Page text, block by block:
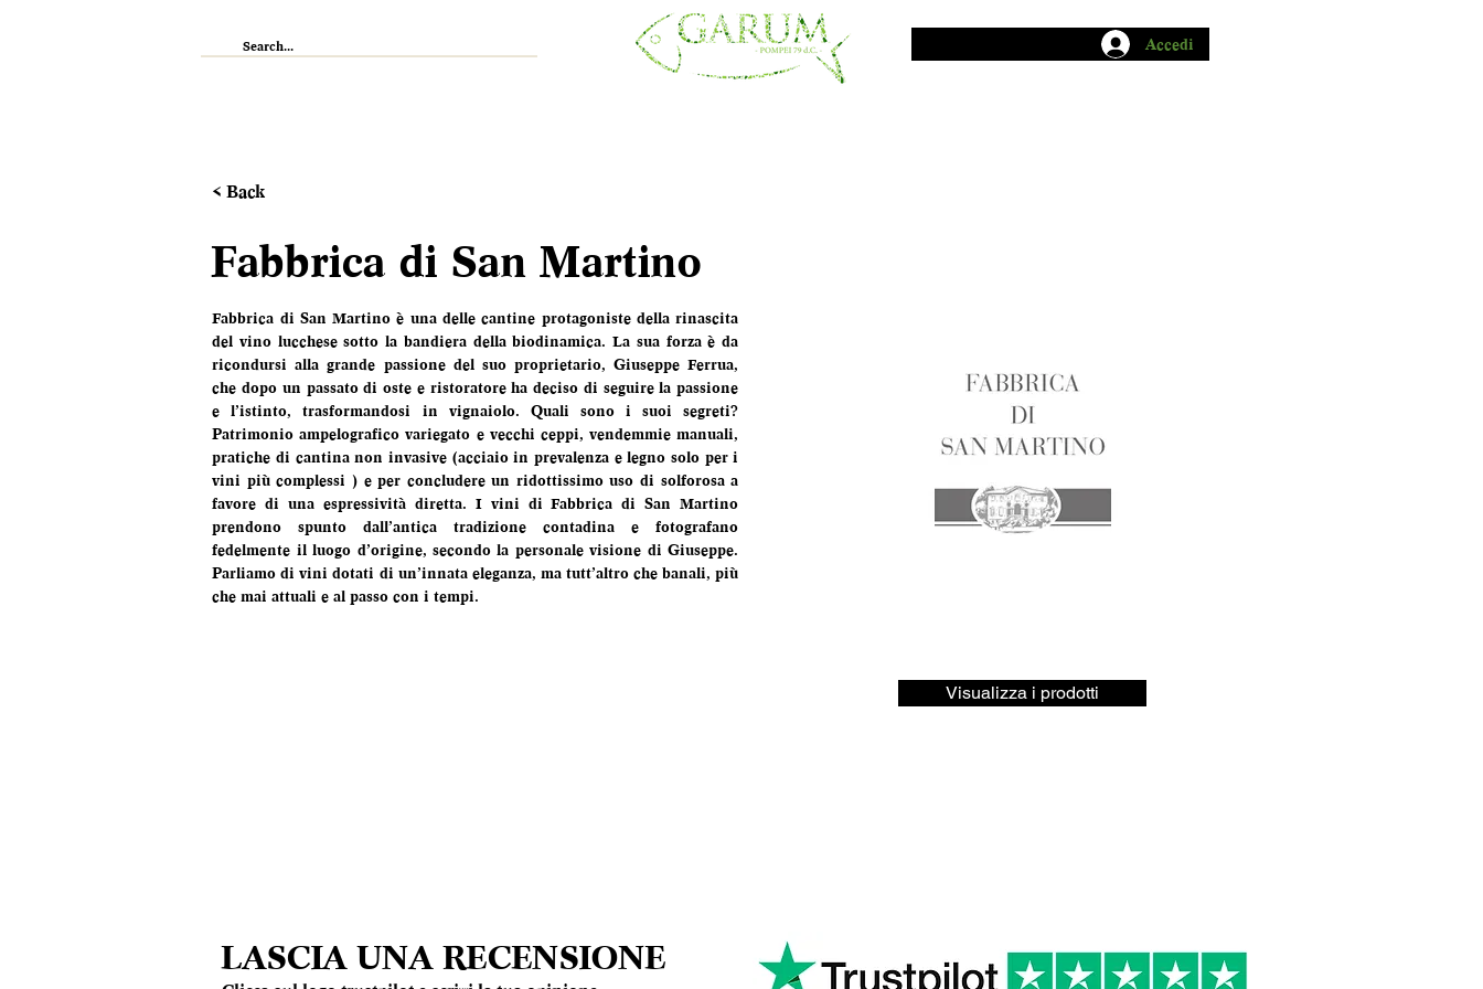
Accedi
< Back
Fabbrica di San Martino
Fabbrica di San Martino è una delle cantine protagoniste della rinascita
del vino lucchese sotto la bandiera della biodinamica. La sua forza è da
ricondursi alla grande passione del suo proprietario, Giuseppe Ferrua,
che dopo un passato di oste e ristoratore ha deciso di seguire la passione
e l’istinto, trasformandosi in vignaiolo. Quali sono i suoi segreti?
Patrimonio ampelografico variegato e vecchi ceppi, vendemmie manuali,
pratiche di cantina non invasive (acciaio in prevalenza e legno solo per i
vini più complessi ) e per concludere un ridottissimo uso di solforosa a
favore di una espressività diretta. I vini di Fabbrica di San Martino
prendono spunto dall’antica tradizione contadina e fotografano
fedelmente il luogo d’origine, secondo la personale visione di Giuseppe.
Parliamo di vini dotati di un’innata eleganza, ma tutt’altro che banali, più
che mai attuali e al passo con i tempi.
Visualizza i prodotti
LASCIA UNA RECENSIONE